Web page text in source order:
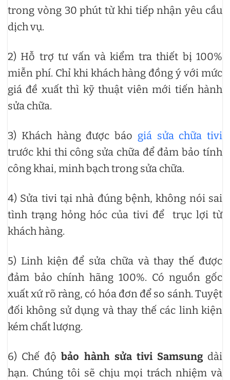
trong vòng 30 phút từ khi tiếp nhận yêu cầu
dịch vụ.
2) Hỗ trợ tư vấn và kiểm tra thiết bị 100%
miễn phí. Chỉ khi khách hàng đồng ý với mức
giá đề xuất thì kỹ thuật viên mới tiến hành
sửa chữa.
3) Khách hàng được báo giá sửa chữa tivi
trước khi thi công sửa chữa để đảm bảo tính
công khai, minh bạch trong sửa chữa.
4) Sửa tivi tại nhà đúng bệnh, không nói sai
tình trạng hỏng hóc của tivi để trục lợi từ
khách hàng.
5) Linh kiện để sửa chữa và thay thế được
đảm bảo chính hãng 100%. Có nguồn gốc
xuất xứ rõ ràng, có hóa đơn để so sánh. Tuyệt
đối không sử dụng và thay thế các linh kiện
kém chất lượng.
6) Chế độbảo hành sửa tivi Samsungdài
hạn. Chúng tôi sẽ chịu mọi trách nhiệm và